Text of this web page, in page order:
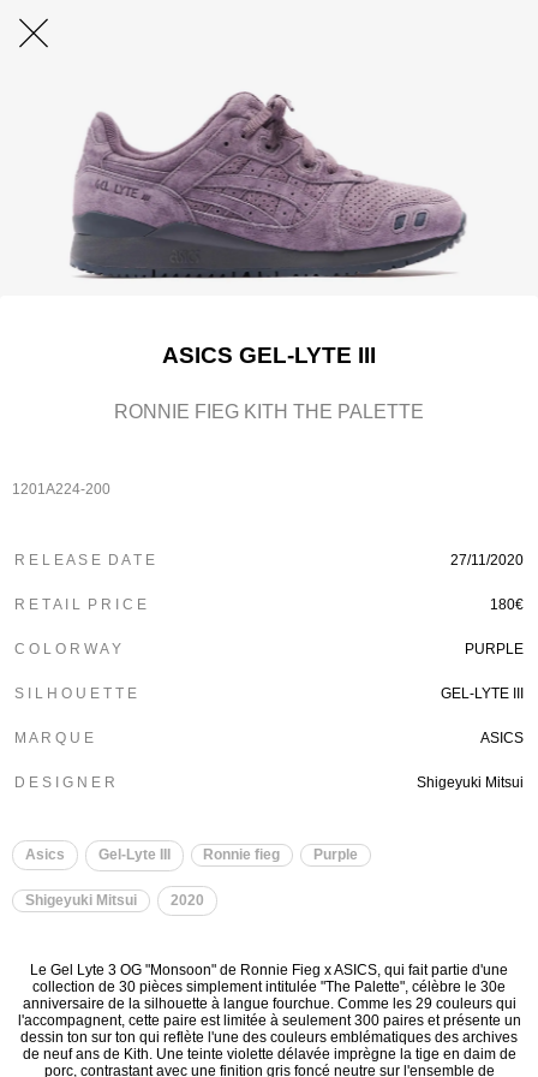
ASICS GEL-LYTE III
RONNIE FIEG KITH THE PALETTE
1201A224-200
R E L E A S E D A T E 27/11/2020
R E T A I L P R I C E 180€
C O L O R W A Y PURPLE
S I L H O U E T T E GEL-LYTE III
M A R Q U E ASICS
D E S I G N E R Shigeyuki Mitsui
Asics Gel-Lyte III Ronnie fieg Purple
Shigeyuki Mitsui 2020
Le Gel Lyte 3 OG "Monsoon" de Ronnie Fieg x ASICS, qui fait partie d'une
collection de 30 pièces simplement intitulée "The Palette", célèbre le 30e
anniversaire de la silhouette à langue fourchue. Comme les 29 couleurs qui
l'accompagnent, cette paire est limitée à seulement 300 paires et présente un
dessin ton sur ton qui reflète l'une des couleurs emblématiques des archives
de neuf ans de Kith. Une teinte violette délavée imprègne la tige en daim de
porc, contrastant avec une finition gris foncé neutre sur l'ensemble de